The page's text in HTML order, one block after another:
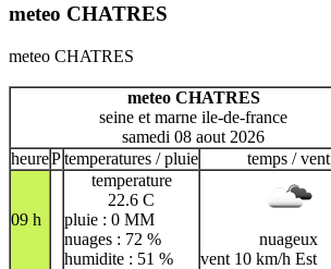
meteo CHATRES
meteo CHATRES
meteo CHATRES
seine et marne ile-de-france
samedi 08 aout 2026
heurePtemperatures / pluie temps / vent
09 h
temperature
22.6 C
pluie : 0 MM
nuages : 72 %
humidite : 51 %
nuageux
vent 10 km/h Est